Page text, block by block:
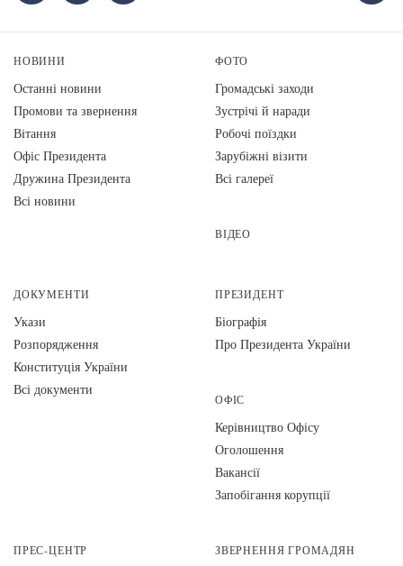
НОВИНИ
Останні новини
Промови та звернення
Вiтання
Офіс Президента
Дружина Президента
Всі новини
ФОТО
Громадські заходи
Зустрічі й наради
Робочі поїздки
Зарубіжні візити
Всі галереї
ВІДЕО
ДОКУМЕНТИ
Укази
Розпорядження
Конституція України
Всі документи
ПРЕЗИДЕНТ
Біографія
Про Президента України
ОФІС
Керівництво Офісу
Оголошення
Вакансії
Запобігання корупції
ПРЕС-ЦЕНТР ЗВЕРНЕННЯ ГРОМАДЯН